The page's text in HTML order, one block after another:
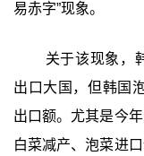
易赤字”现象。
关于该现象，
出口大国，但韩国
出口额。尤其是今
白菜减产、泡菜进